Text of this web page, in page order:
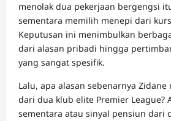
menolak dua pekerjaan bergengsi
sementara memilih menepi dari
Keputusan ini menimbulkan
dari alasan pribadi hingga
yang sangat spesifik.
Lalu, apa alasan sebenarnya Zidane
dari dua klub elite Premier League?
sementara atau sinyal pensiun dari